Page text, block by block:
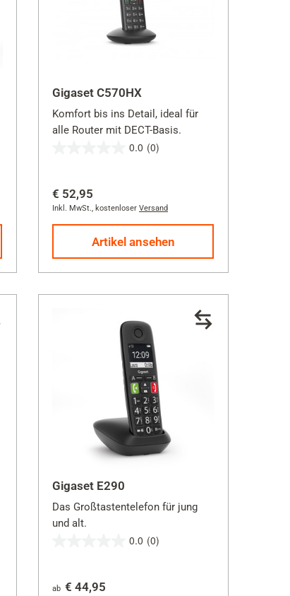
Gigaset C570HX
Komfort bis ins Detail, ideal für
alle Router mit DECT-Basis.
0.0 (0)
5
Sternen.
€ 52,95
Inkl. MwSt., kostenloser Versand
Artikel ansehen
Gigaset E290
Das Großtastentelefon für jung
und alt.
0.0 (0)
5
ab € 44,95